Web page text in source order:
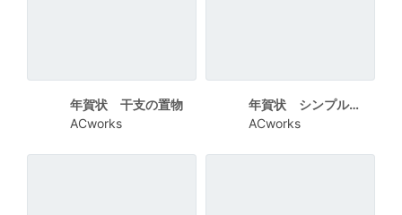
年賀状 干支の置物
ACworks
年賀状 シンプルな干支
ACworks